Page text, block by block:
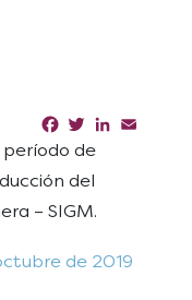
Facebook
TwitterLinkedIn
de
del
– SIGM.
de 2019